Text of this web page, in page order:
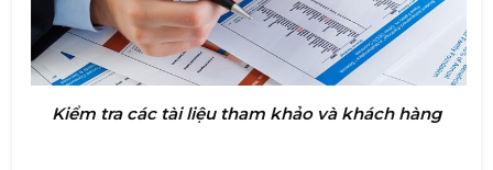
Kiểm tra các tài liệu tham khảo và khách hàng